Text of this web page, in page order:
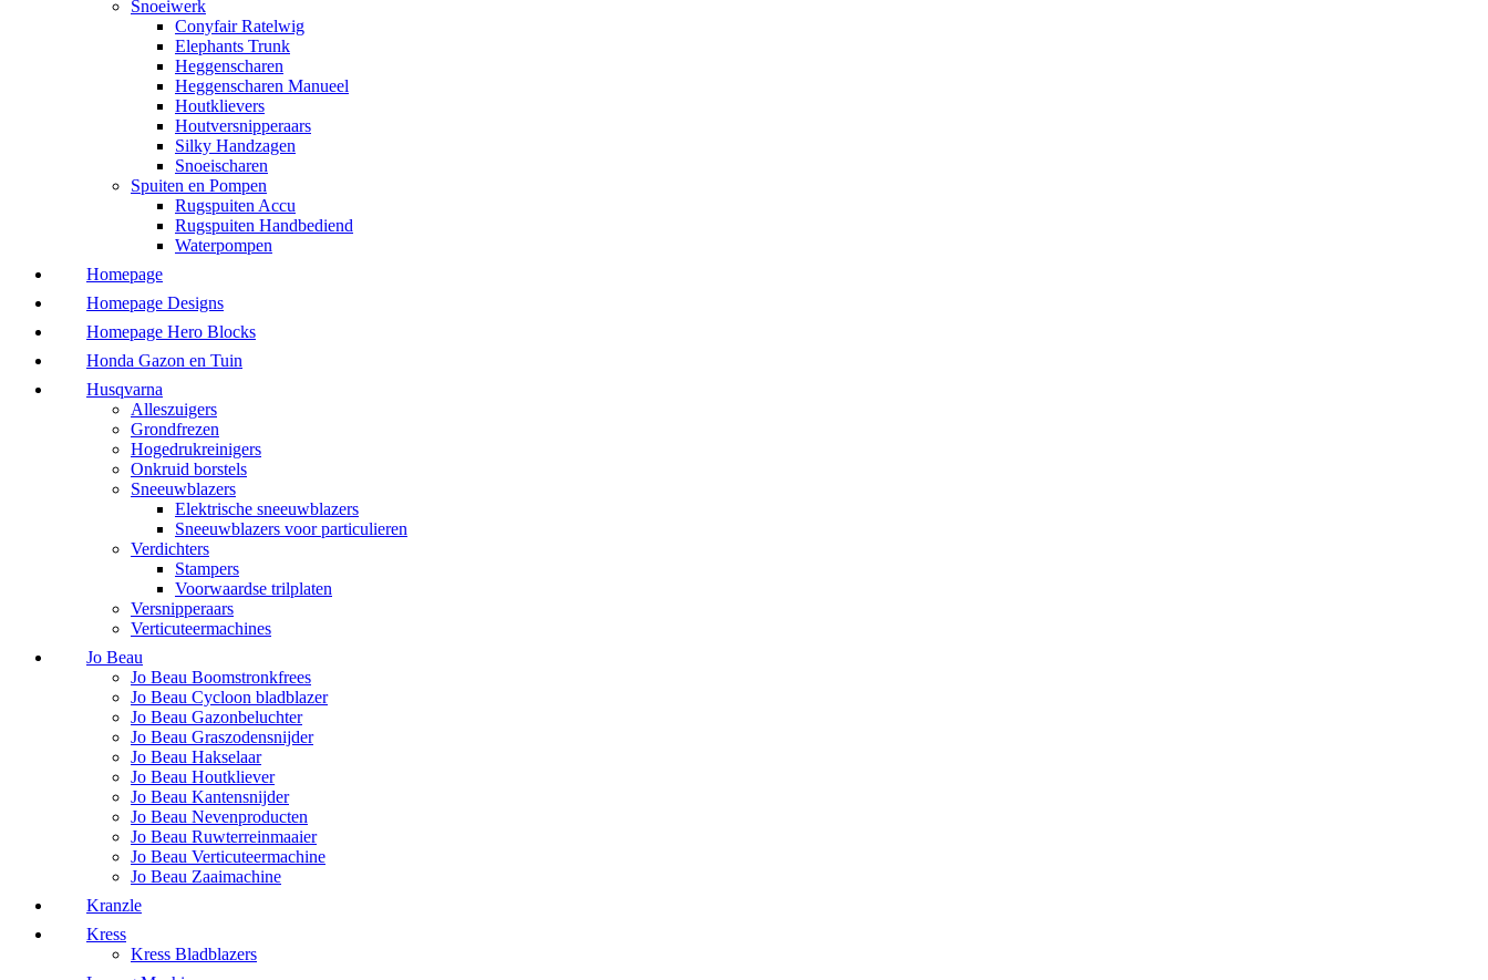
Snoeiwerk
Conyfair Ratelwig
Elephants Trunk
Heggenscharen
Heggenscharen Manueel
Houtklievers
Houtversnipperaars
Silky Handzagen
Snoeischaren
Spuiten en Pompen
Rugspuiten Accu
Rugspuiten Handbediend
Waterpompen
Homepage
Homepage Designs
Homepage Hero Blocks
Honda Gazon en Tuin
Husqvarna
Alleszuigers
Grondfrezen
Hogedrukreinigers
Onkruid borstels
Sneeuwblazers
Elektrische sneeuwblazers
Sneeuwblazers voor particulieren
Verdichters
Stampers
Voorwaardse trilplaten
Versnipperaars
Verticuteermachines
Jo Beau
Jo Beau Boomstronkfrees
Jo Beau Cycloon bladblazer
Jo Beau Gazonbeluchter
Jo Beau Graszodensnijder
Jo Beau Hakselaar
Jo Beau Houtkliever
Jo Beau Kantensnijder
Jo Beau Nevenproducten
Jo Beau Ruwterreinmaaier
Jo Beau Verticuteermachine
Jo Beau Zaaimachine
Kranzle
Kress
Kress Bladblazers